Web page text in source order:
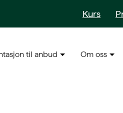
Kurs
til anbud Om oss